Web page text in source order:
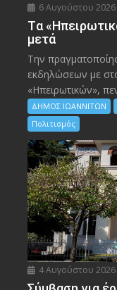
6 Αυγούστου 2026
Tα
μετά
Την
εκδηλώσεων με
«Ηπειρωτικών»,
ΔΗΜΟΣ ΙΩΑΝΝΙΤΩΝ
Πολιτισμός
4 Αυγούστου 2026